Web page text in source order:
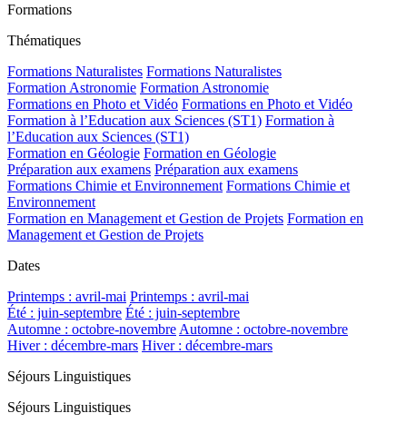
Formations
Thématiques
Formations Naturalistes Formations Naturalistes
Formation Astronomie Formation Astronomie
Formations en Photo et Vidéo Formations en Photo et Vidéo
Formation à l’Education aux Sciences (ST1) Formation à
l’Education aux Sciences (ST1)
Formation en Géologie Formation en Géologie
Préparation aux examens Préparation aux examens
Formations Chimie et Environnement Formations Chimie et
Environnement
Formation en Management et Gestion de Projets Formation en
Management et Gestion de Projets
Dates
Printemps : avril-mai Printemps : avril-mai
Été : juin-septembre Été : juin-septembre
Automne : octobre-novembre Automne : octobre-novembre
Hiver : décembre-mars Hiver : décembre-mars
Séjours Linguistiques
Séjours Linguistiques